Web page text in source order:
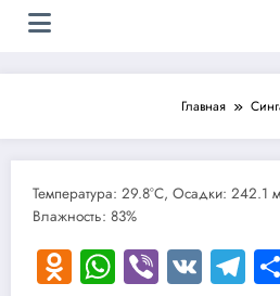
Главная
Температура: 29.8°C, Осадки: 242.1
Влажность: 83%
Odnoklassniki
WhatsApp
Viber
VK